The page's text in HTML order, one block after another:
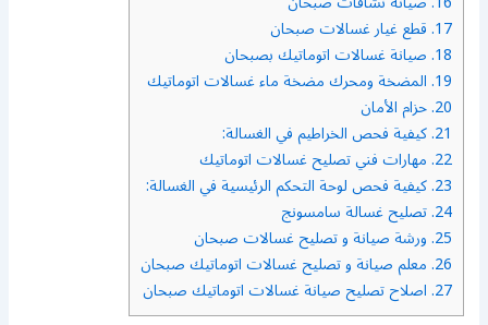
17. قطع غيار غسالات صبحان
18. صيانة غسالات اتوماتيك بصبحان
19. المضخة ومحرك مضخة ماء غسالات اتوماتيك
20. حزام الأمان
21. كيفية فحص الخراطيم في الغسالة:
22. مهارات فني تصليح غسالات اتوماتيك
23. كيفية فحص لوحة التحكم الرئيسية في الغسالة:
24. تصليح غسالة سامسونج
25. ورشة صيانة و تصليح غسالات صبحان
26. معلم صيانة و تصليح غسالات اتوماتيك صبحان
27. اصلاح تصليح صيانة غسالات اتوماتيك صبحان